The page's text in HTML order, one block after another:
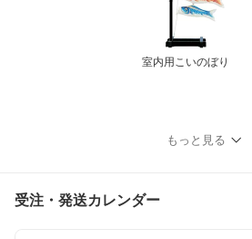
室内用こいのぼり
もっと見る
受注・発送カレンダー